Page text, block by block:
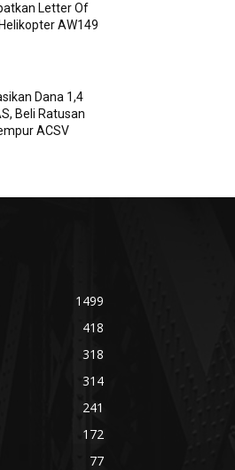
Letter Of
AW149
Dana 1,4
Beli Ratusan
ACSV
1499
418
318
314
241
172
77